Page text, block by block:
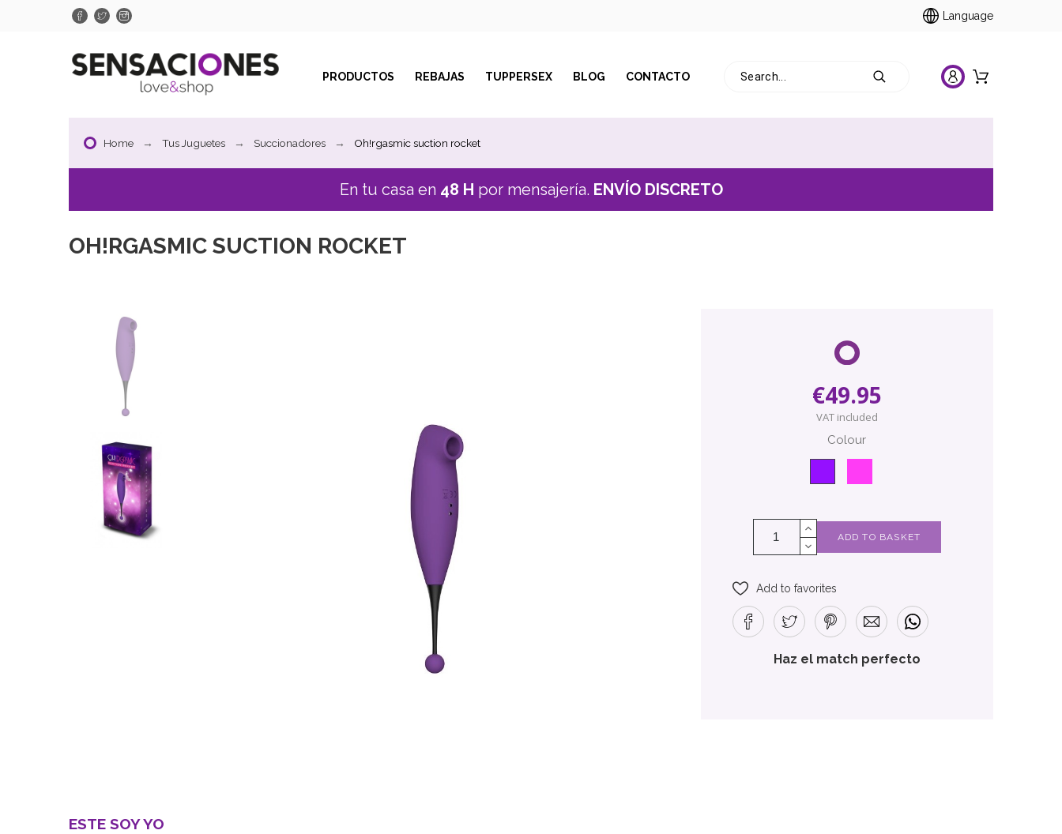
Language
PRODUCTOS REBAJAS TUPPERSEX BLOG CONTACTO
Home Tus Juguetes Succionadores Oh!rgasmic suction rocket
En tu casa en 48 H por mensajería. ENVÍO DISCRETO
OH!RGASMIC SUCTION ROCKET
€49.95
VAT included
Colour
ADD TO BASKET
Add to favorites
Haz el match perfecto
ESTE SOY YO